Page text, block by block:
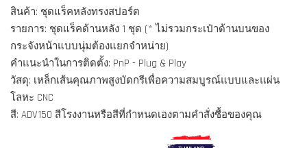
สินค้า: ชุดแร็คหลังทรงสปอร์ต
รายการ: ชุดแร็คด้านหลัง 1 ชุด (* ไม่รวมกระเป๋าด้านบนของ
กระจังหน้าแบบนุ่มต้องแยกจำหน่าย)
คำแนะนำในการติดตั้ง: PnP - Plug & Play
วัสดุ: เหล็กเส้นคุณภาพสูงบัดกรีเพื่อความสมบูรณ์แบบและแผ่น
โลหะ CNC
สี: ADV150 สีโรงงานหรือสีที่กำหนดเองตามคำสั่งซื้อของคุณ